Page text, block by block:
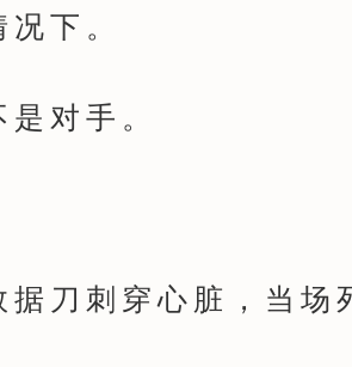
下。
对手。
刺穿心脏，当场